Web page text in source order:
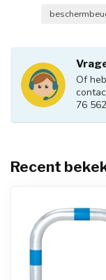
Of
76
Recent